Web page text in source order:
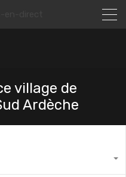
village de
Ardèche